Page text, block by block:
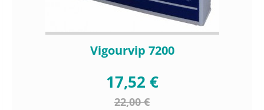
Vigourvip 7200
17,52 €
22,00 €